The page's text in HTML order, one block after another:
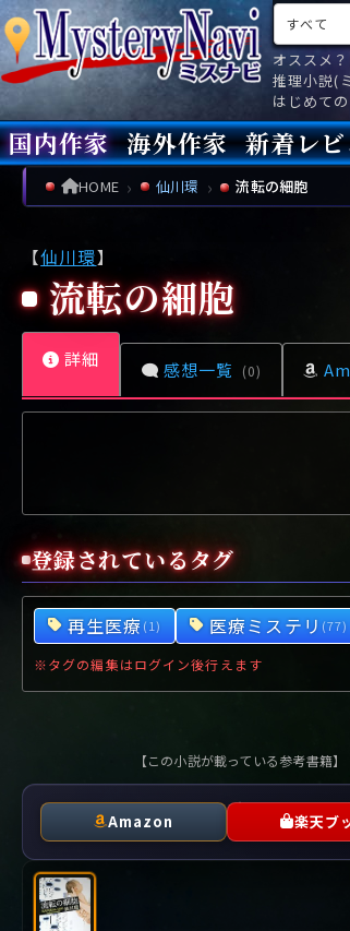
オススメ
推理小説(
はじめて
検索対象
国内作家
あ行 あ い う え
お
さ行
さ し す せ
た行
た ち つ て
な行
な に ぬ ね
は行
は ひ ふ へ
ほ
ら行
ら
わ行
わ
海外作家
ア行 ア イ ウ
サ行
サ
タ行
タ
ナ行
ナ ニ ヌ
ハ行
ハ ヒ フ
ワ行
ワ
新着レ
HOME 仙川環 流転の細胞
【仙川環】
流転の細胞
詳細 感想一覧 (0)
登録されているタグ
再生医療(1) 医療ミステリ(77)
※タグの編集はログイン後行えます
【この小説が載っている参考書籍】
Amazon 楽天ブ